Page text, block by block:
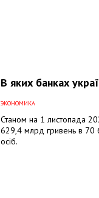
В яких банках
ЭКОНОМИКА
Станом на 1 листопада
629,4 млрд гривень в 70
осіб.